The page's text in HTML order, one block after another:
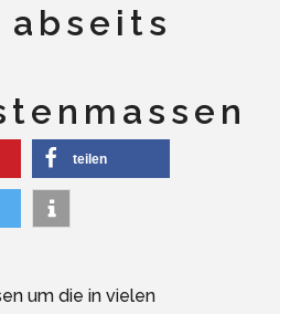
abseits
teilen
um die in vielen